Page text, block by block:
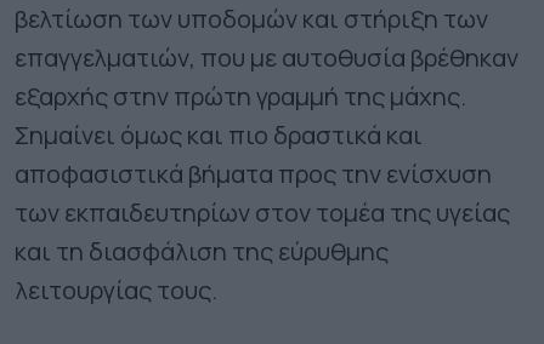
βελτίωση των υποδομών και στήριξη των
επαγγελματιών, που με αυτοθυσία βρέθηκαν
εξαρχής στην πρώτη γραμμή της μάχης.
Σημαίνει όμως και πιο δραστικά και
αποφασιστικά βήματα προς την ενίσχυση
των εκπαιδευτηρίων στον τομέα της υγείας
και τη διασφάλιση της εύρυθμης
λειτουργίας τους.